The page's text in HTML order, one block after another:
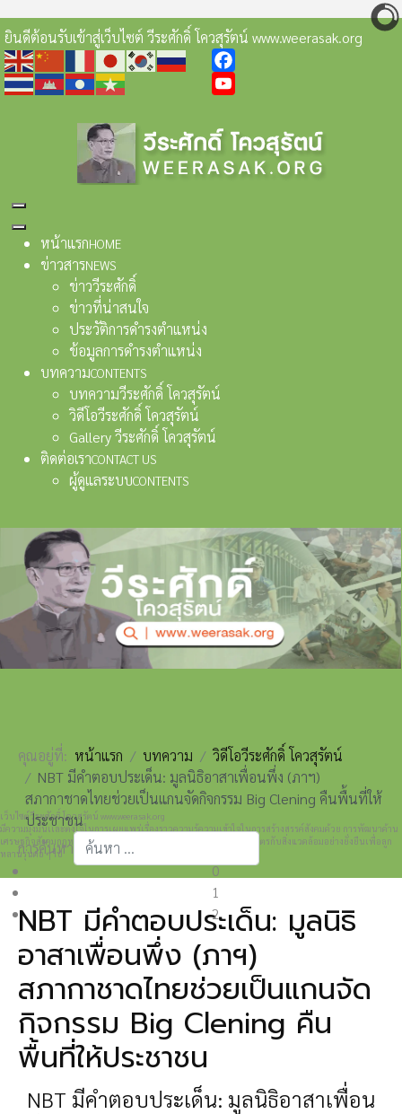
ยินดีต้อนรับเข้าสู่เว็บไซต์ วีระศักดิ์ โควสุรัตน์ www.weerasak.org
Facebook
หน้าแรกHOME
ข่าวสารNEWS
ข่าววีระศักดิ์
ข่าวที่น่าสนใจ
ประวัติการดำรงตำแหน่ง
ข้อมูลการดำรงตำแหน่ง
บทความCONTENTS
บทความวีระศักดิ์ โควสุรัตน์
วิดีโอวีระศักดิ์ โควสุรัตน์
Gallery วีระศักดิ์ โควสุรัตน์
ติดต่อเราCONTACT US
ผู้ดูแลระบบCONTENTS
เว็บไซต์วีระศักดิ์ โควสุรัตน์ www.weerasak.org
มีความมุ่งมั่นเเละตั้งใจในการเผยแพร่เรื่องราวความรู้ความเข้าใจในการสร้างสรรค์สังคมด้วย การพัฒนาด้าน
เศรษฐกิจสังคมกฎหมายและการปกครอง เพื่อให้เกิดการพัฒนาที่เป็นมิตรกับสิ่งแวดล้อมอย่างยั่งยืนเพื่อลูก
หลานรุ่นต่อ ๆ ไป
0
1
2
คุณอยู่ที่: หน้าแรก บทความ
วิดีโอวีระศักดิ์ โควสุรัตน์
NBT มีคำตอบประเด็น: มูลนิธิอาสาเพื่อนพึ่ง (ภาฯ)
สภากาชาดไทยช่วยเป็นแกนจัดกิจกรรม Big Clening คืนพื้นที่ให้
ประชาชน
การค้นหา
Type 2 or more characters for results.
NBT มีคำตอบประเด็น: มูลนิธิ
อาสาเพื่อนพึ่ง (ภาฯ)
สภากาชาดไทยช่วยเป็นแกนจัด
กิจกรรม Big Clening คืน
พื้นที่ให้ประชาชน
NBT มีคำตอบประเด็น: มูลนิธิอาสาเพื่อน